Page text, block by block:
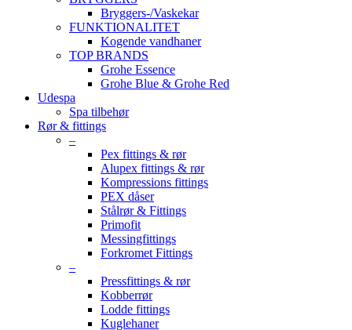
Bryggers-/Vaskekar
FUNKTIONALITET
Kogende vandhaner
TOP BRANDS
Grohe Essence
Grohe Blue & Grohe Red
Udespa
Spa tilbehør
Rør & fittings
–
Pex fittings & rør
Alupex fittings & rør
Kompressions fittings
PEX dåser
Stålrør & Fittings
Primofit
Messingfittings
Forkromet Fittings
–
Pressfittings & rør
Kobberrør
Lodde fittings
Kuglehaner